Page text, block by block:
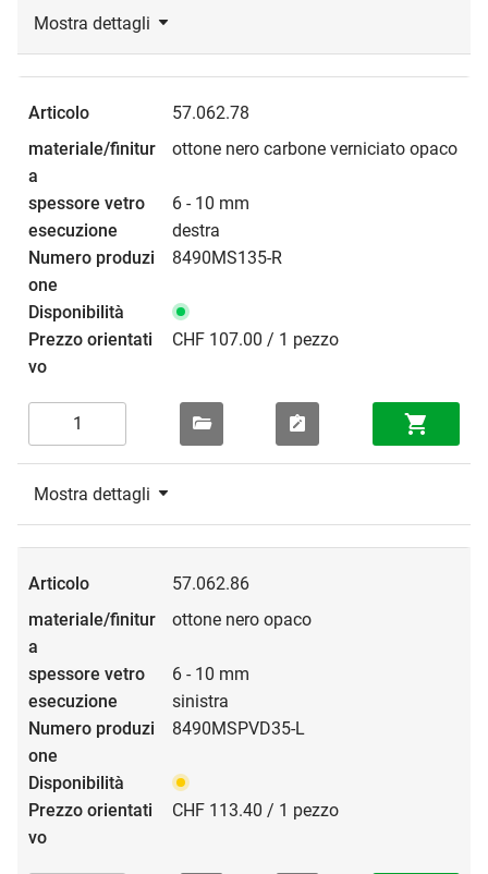
Mostra dettagli
57.062.78
ottone nero carbone verniciato opaco
6 - 10 mm
destra
8490MS135-R
CHF 107.00 / 1 pezzo
Mostra dettagli
57.062.86
ottone nero opaco
6 - 10 mm
sinistra
8490MSPVD35-L
CHF 113.40 / 1 pezzo